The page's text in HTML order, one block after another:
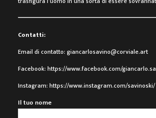
Contatti:
Email di contatto:giancarlosavino@corviale.art
Facebook:https://www.facebook.com/
Instagram:https://www.instagram.com/savinoski/
Il tuo nome